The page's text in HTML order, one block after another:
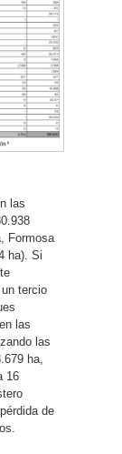
las
Formosa
ha). Si
tercio
las
las
ha,
16
de